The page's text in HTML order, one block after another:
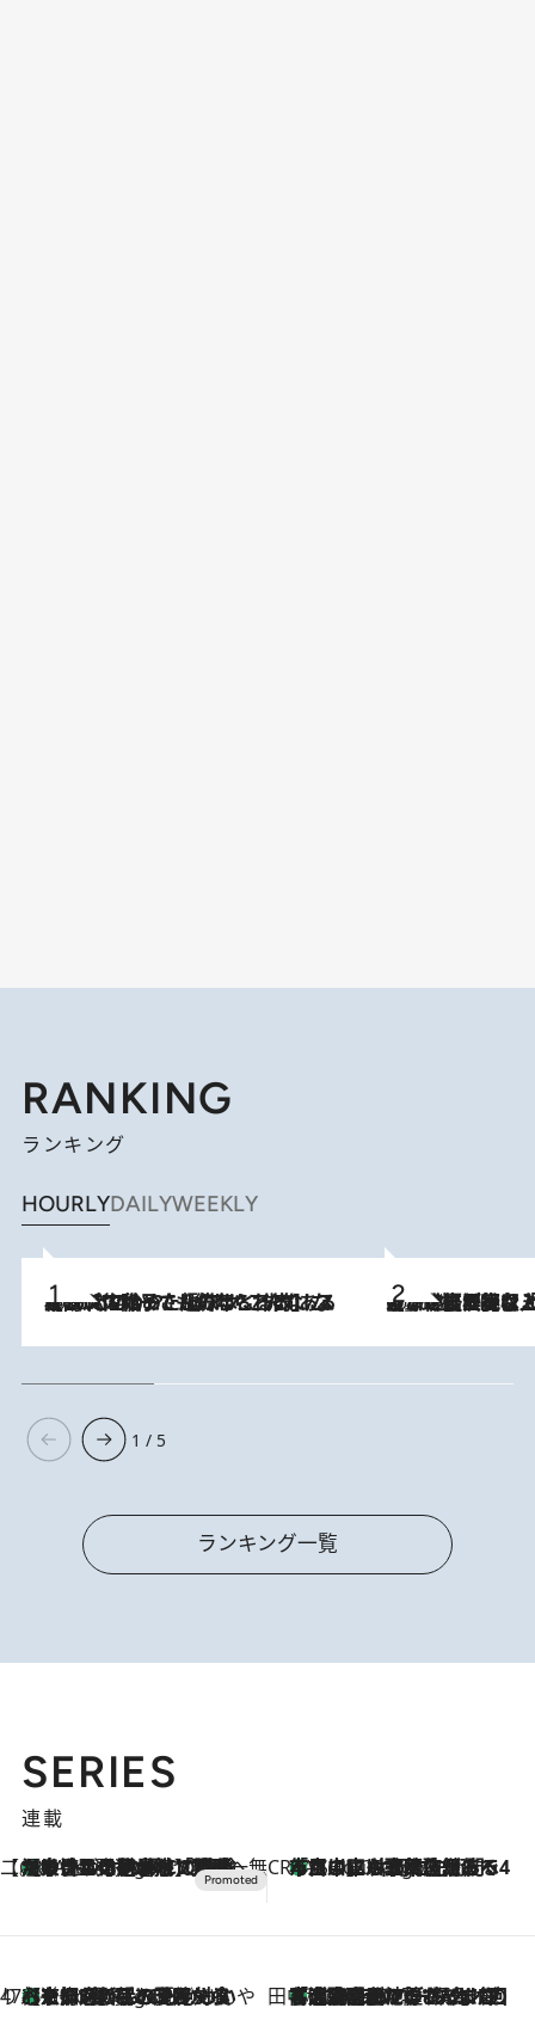
RANKING
ランキング
HOURLYDAILYWEEKLY
2026.8.5
【阿川佐和子さんの年とる力】なぜ70代で始めた趣味は“こんなに楽しい”のか？ ピアノ、俳句…スランプに陥っても続けられる“ある秘訣”とは 2026.8.5
【なぜ吉沢亮は「気配を消せる」のか？】興行収入208億の『国宝』を経て挑むミュージカル『ディア・エヴァン・ハンセン』。トップ俳優が舞台上でさらけ出した“孤独”とは
1 / 5
ランキング一覧
SERIES
連載
【CREA×星野リゾート】唯一無二。癒しと発見が待つ場所へ
6 Hours Ago
【トンボの足水浴】ヒノキの香りに包まれて涼感マックス！約13℃の湧水かけ流しを避暑地「星野温泉 トンボの湯」で体験 CREA'S CHOICE
8 Hours Ago
「立川にも歌舞伎があるんだよ」 片岡仁左衛門・市川中車ら豪華座組みで4年目の立川立飛歌舞伎へ
47都道府県の手みやげ ひんやりスイーツで夏を満喫
8 Hours Ago
【京都府】この夏絶対食べたい 冷やしておいしいおやつ3選 ひと口目から心を掴む新緑のテリーヌ 田中稲の勝手に再ブーム
2026.8.7
「湘南乃風に憧れて」観客大盛上がりの“タオル回し”に、ラッパー顔負けの高速歌唱まで…さだまさし（74）のアグレッシブすぎる現在地